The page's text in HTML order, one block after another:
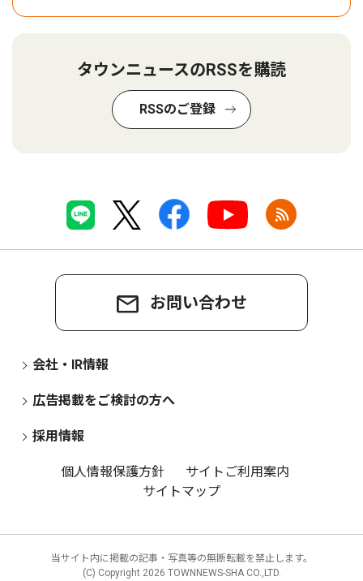
タウンニュースのRSSを購読
RSSのご登録
お問い合わせ
会社・IR情報
広告掲載をご検討の方へ
採用情報
個人情報保護方針
サイトご利用案内
サイトマップ
当サイト内に掲載の記事・写真等の無断転載を禁止します。
(C) Copyright 2026 TOWNNEWS-SHA CO.,LTD.